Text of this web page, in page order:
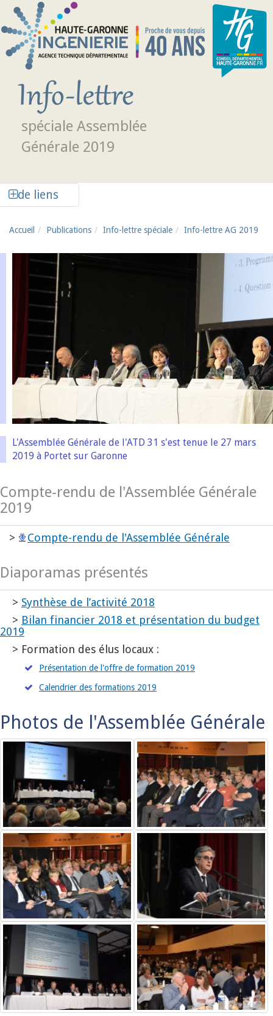
Aller au contenu principal
spéciale Assemblée
Générale 2019
de liens
Accueil Publications Info-lettre spéciale Info-lettre AG 2019
L'Assemblée Générale de l'ATD 31 s'est tenue le 27 mars
2019 à Portet sur Garonne
Compte-rendu de l'Assemblée Générale
2019
> Compte-rendu de l'Assemblée Générale
Diaporamas présentés
> Synthèse de l’activité 2018
> Bilan financier 2018 et présentation du budget
2019
> Formation des élus locaux :
Présentation de l'offre de formation 2019
Calendrier des formations 2019
Photos de l'Assemblée Générale